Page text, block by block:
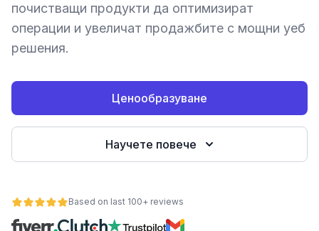
почистващи продукти да оптимизират
операции и увеличат продажбите с мощни уеб
решения.
Ценообразуване
Научете повече
Based on last 100+ reviews